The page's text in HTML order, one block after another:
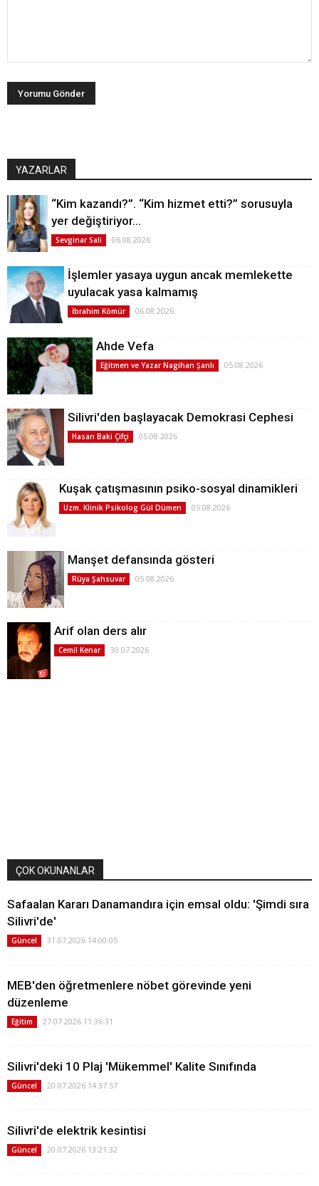
YAZARLAR
“Kim kazandı?”. “Kim hizmet etti?” sorusuyla
yer değiştiriyor…
Sevginar Sali 06.08.2026
İşlemler yasaya uygun ancak memlekette
uyulacak yasa kalmamış
İbrahim Kömür 06.08.2026
Ahde Vefa
Eğitmen ve Yazar Nagihan Şanlı 05.08.2026
Silivri'den başlayacak Demokrasi Cephesi
Hasan Baki Çifçi 05.08.2026
Kuşak çatışmasının psiko-sosyal dinamikleri
Uzm. Klinik Psikolog Gül Dümen 05.08.2026
Manşet defansında gösteri
Rüya Şahsuvar 05.08.2026
Arif olan ders alır
Cemil Kenar 30.07.2026
ÇOK OKUNANLAR
Safaalan Kararı Danamandıra için emsal oldu: 'Şimdi sıra
Silivri'de'
Güncel 31.07.2026 14:00:05
MEB'den öğretmenlere nöbet görevinde yeni
düzenleme
Eğitim 27.07.2026 11:36:31
Silivri'deki 10 Plaj 'Mükemmel' Kalite Sınıfında
Güncel 20.07.2026 14:37:57
Silivri'de elektrik kesintisi
Güncel 20.07.2026 13:21:32